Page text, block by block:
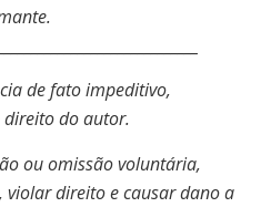
de fato impeditivo,
do autor.
ou omissão voluntária,
direito e causar dano a